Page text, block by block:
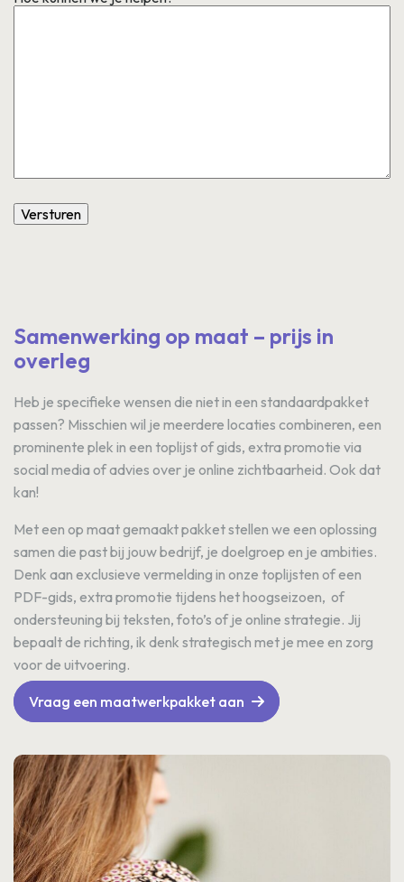
Versturen
Samenwerking op maat – prijs in
overleg
Heb je specifieke wensen die niet in een standaardpakket
passen? Misschien wil je meerdere locaties combineren, een
prominente plek in een toplijst of gids, extra promotie via
social media of advies over je online zichtbaarheid. Ook dat
kan!
Met een op maat gemaakt pakket stellen we een oplossing
samen die past bij jouw bedrijf, je doelgroep en je ambities.
Denk aan exclusieve vermelding in onze toplijsten of een
PDF-gids, extra promotie tijdens het hoogseizoen, of
ondersteuning bij teksten, foto’s of je online strategie. Jij
bepaalt de richting, ik denk strategisch met je mee en zorg
voor de uitvoering.
Vraag een maatwerkpakket aan